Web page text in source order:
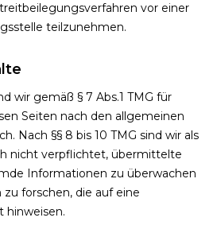
vor einer
teilzunehmen.
wir gemäß § 7 Abs.1 TMG für
Seiten nach den allgemeinen
Nach §§ 8 bis 10 TMG sind wir als
nicht verpflichtet, übermittelte
Informationen zu überwachen
forschen, die auf eine
hinweisen.